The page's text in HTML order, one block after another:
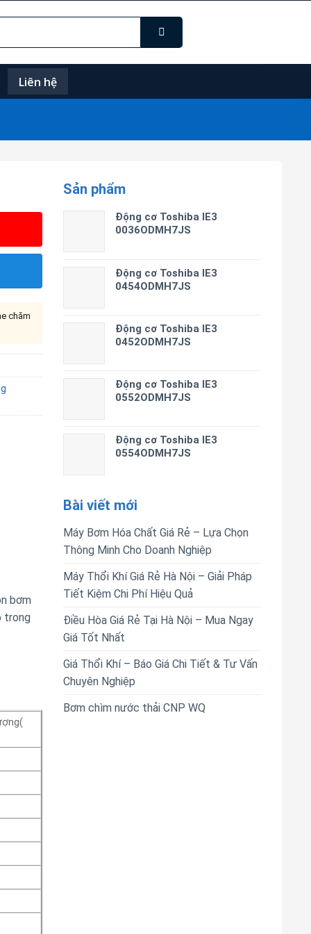
Liên hệ
Sản phẩm
Động cơ Toshiba IE3
0036ODMH7JS
Động cơ Toshiba IE3
0454ODMH7JS
Động cơ Toshiba IE3
0452ODMH7JS
Động cơ Toshiba IE3
0552ODMH7JS
Động cơ Toshiba IE3
0554ODMH7JS
Bài viết mới
Máy Bơm Hóa Chất Giá Rẻ – Lựa Chọn
Thông Minh Cho Doanh Nghiệp
Máy Thổi Khí Giá Rẻ Hà Nội – Giải Pháp
Tiết Kiệm Chi Phí Hiệu Quả
Điều Hòa Giá Rẻ Tại Hà Nội – Mua Ngay
Giá Tốt Nhất
Giá Thổi Khí – Báo Giá Chi Tiết & Tư Vấn
Chuyên Nghiệp
Bơm chìm nước thải CNP WQ
chăm
bơm
trong